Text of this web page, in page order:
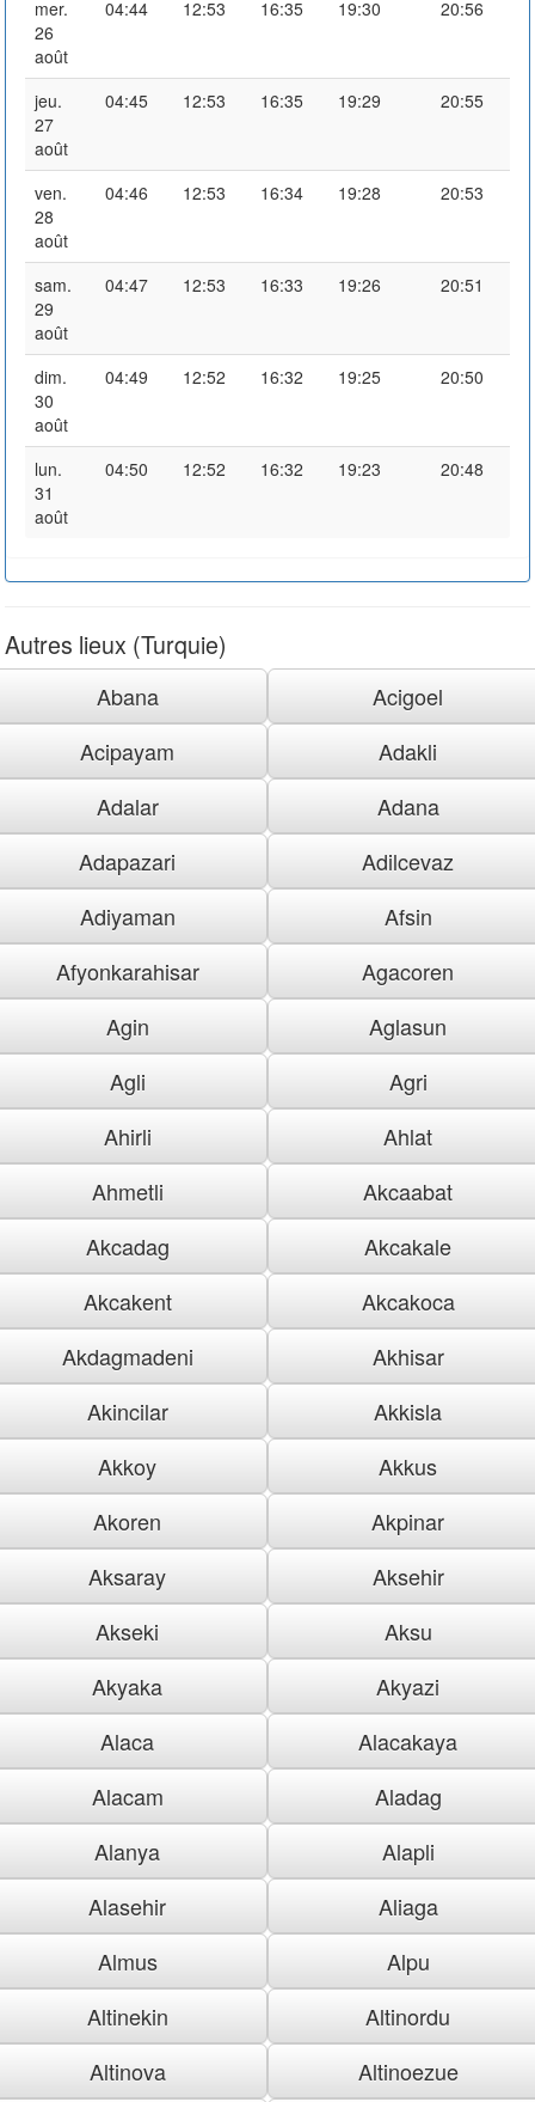
mer.
26
août
04:44 12:53 16:35 19:30 20:56
jeu.
27
août
04:45 12:53 16:35 19:29 20:55
ven.
28
août
04:46 12:53 16:34 19:28 20:53
sam.
29
août
04:47 12:53 16:33 19:26 20:51
dim.
30
août
04:49 12:52 16:32 19:25 20:50
lun.
31
août
04:50 12:52 16:32 19:23 20:48
Autres lieux (Turquie)
Abana
Acigoel
Acipayam
Adakli
Adalar
Adana
Adapazari
Adilcevaz
Adiyaman
Afsin
Afyonkarahisar
Agacoren
Agin
Aglasun
Agli
Agri
Ahirli
Ahlat
Ahmetli
Akcaabat
Akcadag
Akcakale
Akcakent
Akcakoca
Akdagmadeni
Akhisar
Akincilar
Akkisla
Akkoy
Akkus
Akoren
Akpinar
Aksaray
Aksehir
Akseki
Aksu
Akyaka
Akyazi
Alaca
Alacakaya
Alacam
Aladag
Alanya
Alapli
Alasehir
Aliaga
Almus
Alpu
Altinekin
Altinordu
Altinova
Altinoezue